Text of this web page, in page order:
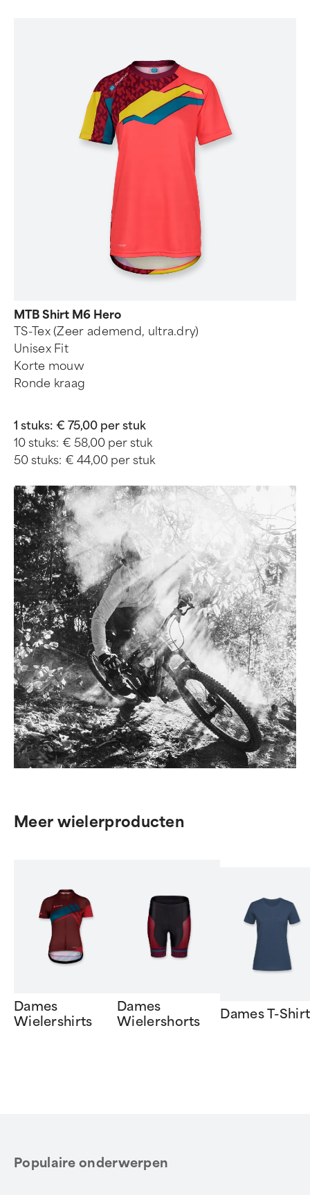
MTB Shirt M6 Hero
TS-Tex (Zeer ademend, ultra.dry)
Unisex Fit
Korte mouw
Ronde kraag
1 stuks: € 75,00 per stuk
10 stuks: € 58,00 per stuk
50 stuks: € 44,00 per stuk
Meer wielerproducten
Dames
Wielershirts
Dames
Wielershorts
Dames T-
Populaire onderwerpen